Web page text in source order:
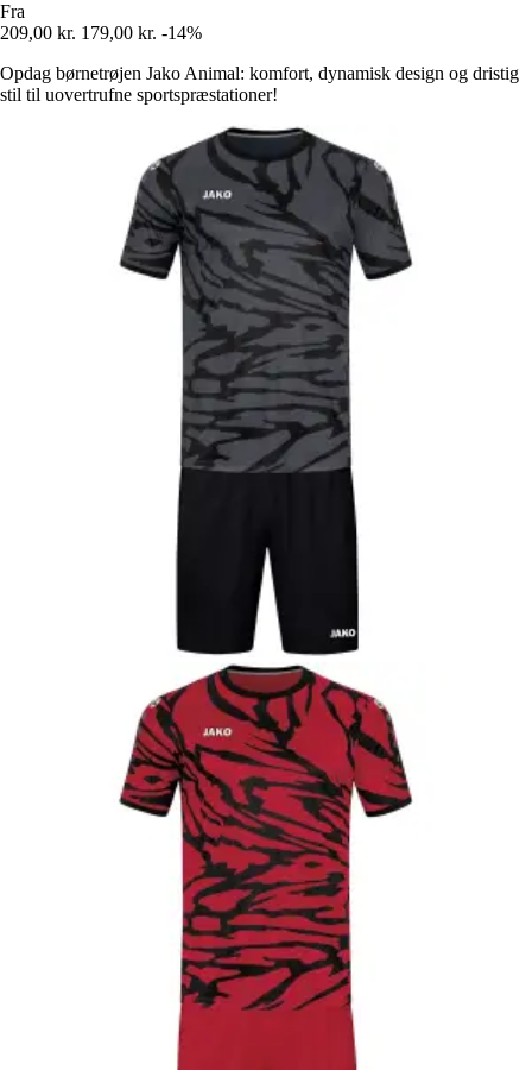
Fra
209,00 kr. 179,00 kr. -14%
Opdag børnetrøjen Jako Animal: komfort, dynamisk design og dristig
stil til uovertrufne sportspræstationer!